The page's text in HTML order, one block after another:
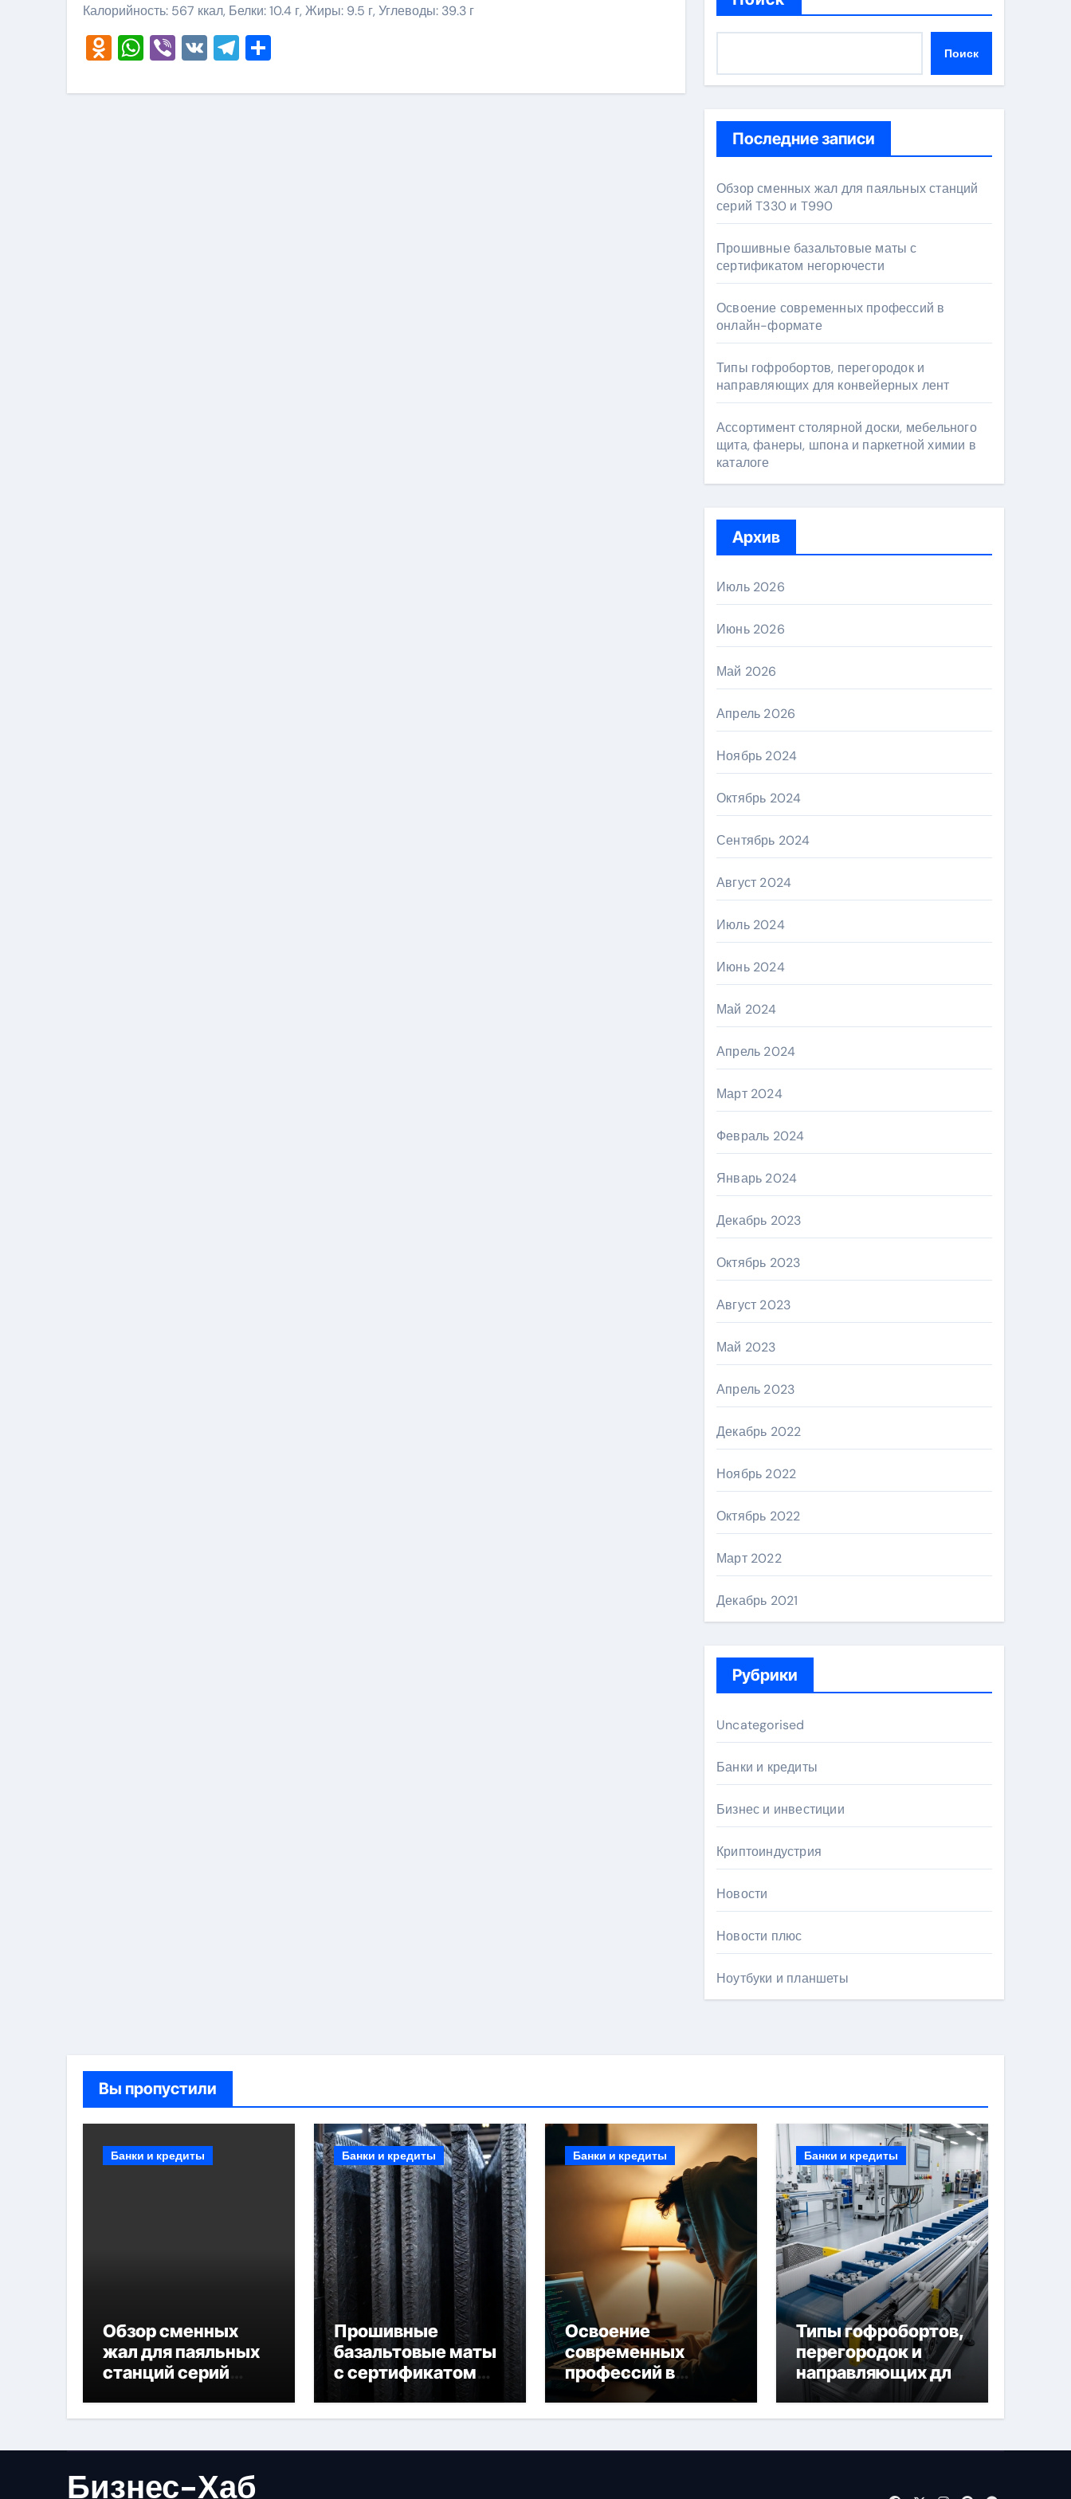
Калорийность: 567 ккал, Белки: 10.4 г, Жиры: 9.5 г, Углеводы: 39.3 г
Odnoklassniki
WhatsApp
Viber
VKTelegram Поиск
Последние записи
Обзор сменных жал для паяльных станций
серий T330 и T990
Прошивные базальтовые маты с
сертификатом негорючести
Освоение современных профессий в
онлайн-формате
Типы гофробортов, перегородок и
направляющих для конвейерных лент
Ассортимент столярной доски, мебельного
щита, фанеры, шпона и паркетной химии в
каталоге
Архив
Июль 2026
Июнь 2026
Май 2026
Апрель 2026
Ноябрь 2024
Октябрь 2024
Сентябрь 2024
Август 2024
Июль 2024
Июнь 2024
Май 2024
Апрель 2024
Март 2024
Февраль 2024
Январь 2024
Декабрь 2023
Октябрь 2023
Август 2023
Май 2023
Апрель 2023
Декабрь 2022
Ноябрь 2022
Октябрь 2022
Март 2022
Декабрь 2021
Рубрики
Uncategorised
Банки и кредиты
Бизнес и инвестиции
Криптоиндустрия
Новости
Новости плюс
Ноутбуки и планшеты
Вы пропустили
Банки и кредиты
Обзор сменных
жал для паяльных
станций серий
Банки и кредиты
Прошивные
базальтовые маты
с сертификатом
негорючести
Банки и кредиты
Освоение
современных
профессий в
онлайн-формате
Банки и кредиты
Типы гофробортов,
перегородок и
направляющих для
конвейерных лент
Бизнес-Хаб